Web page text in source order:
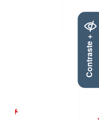
Contraste +